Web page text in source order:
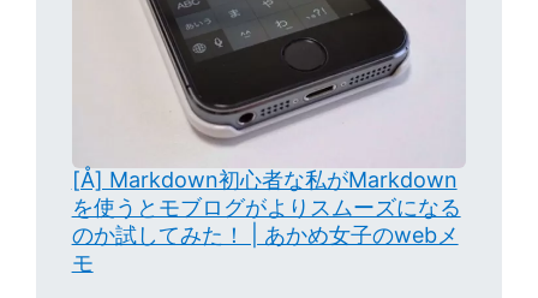
[Å] Markdown初心者な私がMarkdown
を使うとモブログがよりスムーズになる
のか試してみた！ | あかめ女子のwebメ
モ